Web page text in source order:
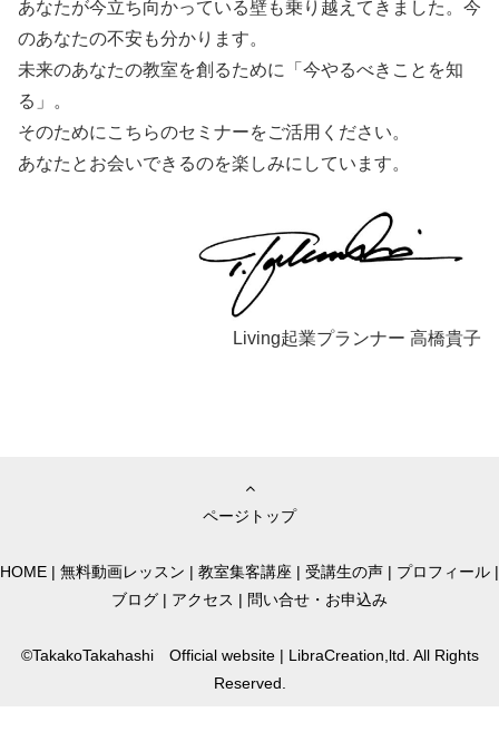
あなたが今立ち向かっている壁も乗り越えてきました。今
のあなたの不安も分かります。
未来のあなたの教室を創るために「今やるべきことを知
る」。
そのためにこちらのセミナーをご活用ください。
あなたとお会いできるのを楽しみにしています。
Living起業プランナー 高橋貴子
ページトップ
HOME | 無料動画レッスン | 教室集客講座 | 受講生の声 | プロフィール |
ブログ | アクセス | 問い合せ・お申込み
©TakakoTakahashi Official website | LibraCreation,ltd. All Rights
Reserved.